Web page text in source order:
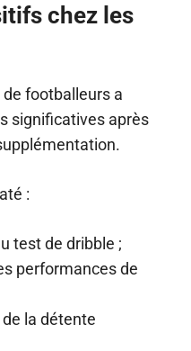
chez les
footballeurs a
significatives après
:
test de dribble ;
performances de
la détente